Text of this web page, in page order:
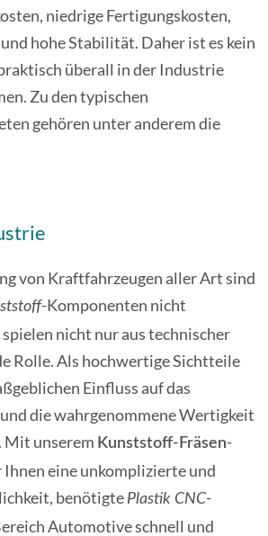
niedrige Fertigungskosten,
hohe Stabilität. Daher ist es kein
überall in der Industrie
Zu den typischen
gehören unter anderem die
von Kraftfahrzeugen aller Art sind
-Komponenten nicht
spielen nicht nur aus technischer
Rolle. Als hochwertige Sichtteile
Einfluss auf das
die wahrgenommene Wertigkeit
Mit unserem Kunststoff-Fräsen-
eine unkomplizierte und
benötigte Plastik CNC-
Automotive schnell und